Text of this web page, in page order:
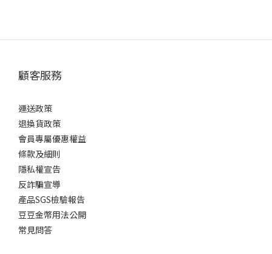
顧客服務
運送政策
退換貨政策
會員專屬優惠權益
條款及細則
隱私權宣告
反詐騙宣導
產品SGS檢驗報告
豆豆金幣用法公開
常見問答